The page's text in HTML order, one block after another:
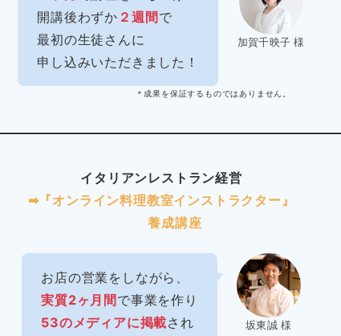
加賀千映子 様
開講後わずか ２週間 で
最初の生徒さんに
申し込みいただきました！
＊成果を保証するものではありません。
イタリアンレストラン経営
➡︎『オンライン料理教室インストラクター』
養成講座
坂東誠 様
お店の営業をしながら、
実質2ヶ月間 で事業を作り
53のメディアに掲載され